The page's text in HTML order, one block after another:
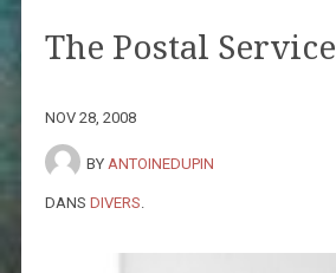
The Postal Service
NOV 28, 2008
BY ANTOINEDUPIN
DANS DIVERS